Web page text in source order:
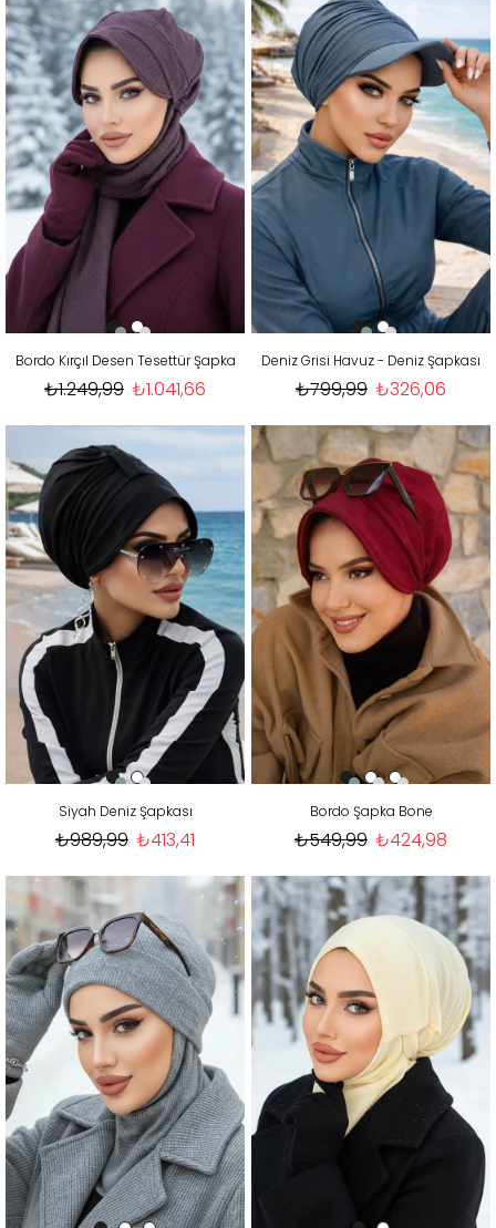
Bordo Kırçıl Desen Tesettür Şapka
₺1.041,66
₺1.249,99
Deniz Grisi Havuz - Deniz Şapkası
₺326,06
₺799,99
Siyah Deniz Şapkası
₺413,41
₺989,99
Bordo Şapka Bone
₺424,98
₺549,99